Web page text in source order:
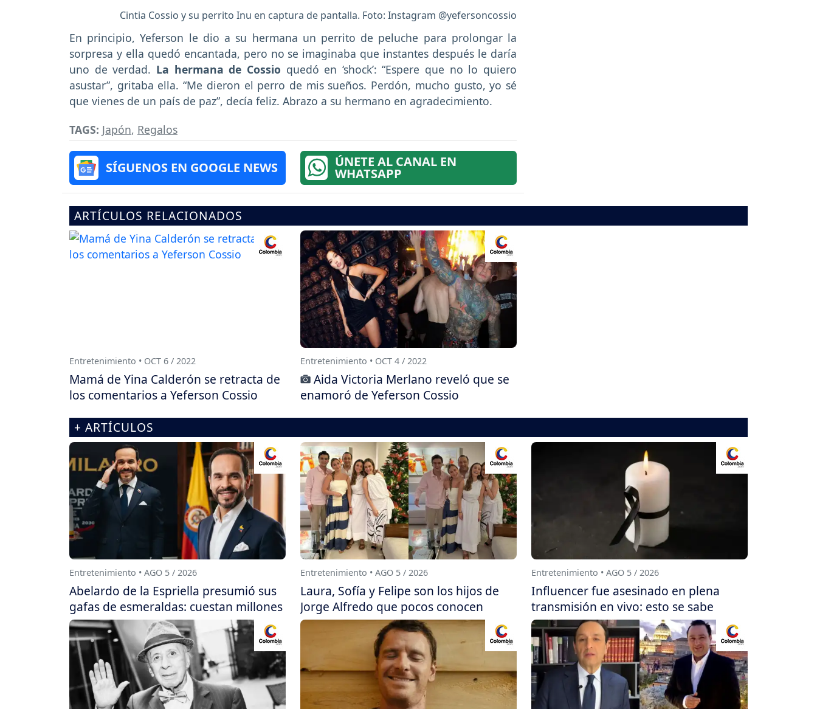
Cintia Cossio y su perrito Inu en captura de pantalla. Foto: Instagram @yefersoncossio
En principio, Yeferson le dio a su hermana un perrito de peluche para prolongar la
sorpresa y ella quedó encantada, pero no se imaginaba que instantes después le daría
uno de verdad. La hermana de Cossio quedó en ‘shock’: “Espere que no lo quiero
asustar”, gritaba ella. “Me dieron el perro de mis sueños. Perdón, mucho gusto, yo sé
que vienes de un país de paz”, decía feliz. Abrazo a su hermano en agradecimiento.
TAGS: Japón, Regalos
SÍGUENOS EN GOOGLE NEWS ÚNETE AL CANAL EN
WHATSAPP
ARTÍCULOS RELACIONADOS
Entretenimiento • OCT 6 / 2022
Mamá de Yina Calderón se retracta de
los comentarios a Yeferson Cossio
Entretenimiento • OCT 4 / 2022
Aida Victoria Merlano reveló que se
enamoró de Yeferson Cossio
+ ARTÍCULOS
Entretenimiento • AGO 5 / 2026
Abelardo de la Espriella presumió sus
gafas de esmeraldas: cuestan millones
Entretenimiento • AGO 5 / 2026
Laura, Sofía y Felipe son los hijos de
Jorge Alfredo que pocos conocen
Entretenimiento • AGO 5 / 2026
Influencer fue asesinado en plena
transmisión en vivo: esto se sabe